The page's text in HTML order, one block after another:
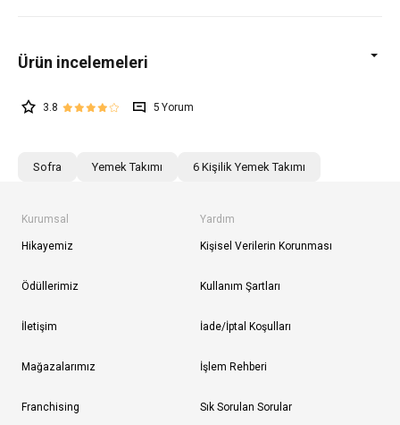
3.8 5
Sofra Yemek Takımı 6 Kişilik Yemek Takımı
Kurumsal
Hikayemiz
Ödüllerimiz
İletişim
Mağazalarımız
Franchising
Yardım
Kişisel Verilerin Korunması
Kullanım Şartları
İade/İptal Koşulları
İşlem Rehberi
Sık Sorulan Sorular